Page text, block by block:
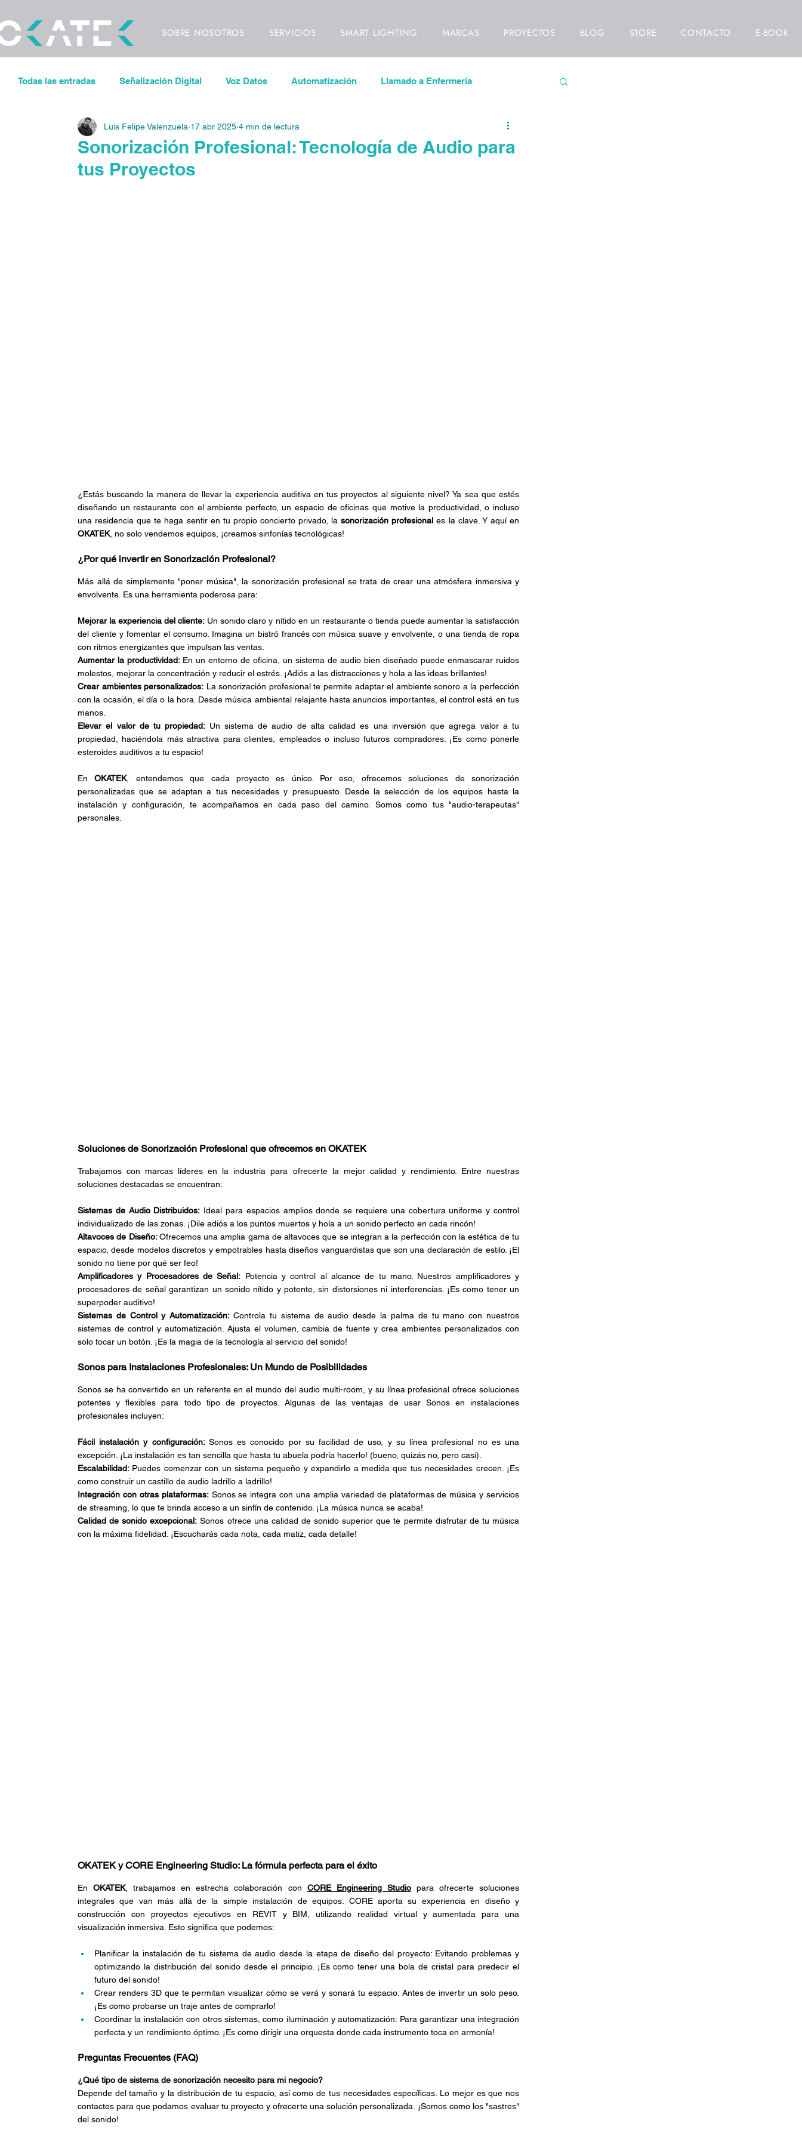
SOBRE NOSOTROS SERVICIOS SMART LIGHTING MARCAS PROYECTOS BLOG STORE CONTACTO E-BOOK
Todas las entradas Señalización Digital Voz Datos Automatización Llamado a Enfermería
Sonorización Control de iluminación Pantallas LED
Espacios de Trabajo Inteligentes
Sonorización Profesional: Tecnología de Audio para
tus Proyectos
Luis Felipe Valenzuela 17 abr 2025 4 min de lectura
¿Estás buscando la manera de llevar la experiencia auditiva en tus proyectos al siguiente nivel? Ya sea que estés
diseñando un restaurante con el ambiente perfecto, un espacio de oficinas que motive la productividad, o incluso
una residencia que te haga sentir en tu propio concierto privado, la sonorización profesional
OKATEK, no solo vendemos equipos, ¡creamos sinfonías tecnológicas!
¿Por qué invertir en Sonorización Profesional?
Más allá de simplemente "poner música", la sonorización profesional se trata de crear una atmósfera inmersiva y
envolvente. Es una herramienta poderosa para:
Mejorar la experiencia del cliente: Un sonido claro y nítido en un restaurante o tienda puede aumentar la satisfacción
del cliente y fomentar el consumo. Imagina un bistró francés con música suave y envolvente, o una tienda de ropa
con ritmos energizantes que impulsan las ventas.
Aumentar la productividad: En un entorno de oficina, un sistema de audio bien diseñado puede enmascarar ruidos
molestos, mejorar la concentración y reducir el estrés. ¡Adiós a las distracciones y hola a las ideas brillantes!
Crear ambientes personalizados: La sonorización profesional te permite adaptar el ambiente sonoro a la perfección
con la ocasión, el día o la hora. Desde música ambiental relajante hasta anuncios importantes, el control está en tus
manos.
Elevar el valor de tu propiedad: Un sistema de audio de alta calidad es una inversión que agrega valor a tu
propiedad, haciéndola más atractiva para clientes, empleados o incluso futuros compradores. ¡Es como ponerle
esteroides auditivos a tu espacio!
En OKATEK, entendemos que cada proyecto es único. Por eso, ofrecemos soluciones de sonorización
personalizadas que se adaptan a tus necesidades y presupuesto. Desde la selección de los equipos hasta la
instalación y configuración, te acompañamos en cada paso del camino. Somos como tus "audio-terapeutas"
personales.
Soluciones de Sonorización Profesional que ofrecemos en OKATEK
Trabajamos con marcas líderes en la industria para ofrecerte la mejor calidad y rendimiento. Entre nuestras
soluciones destacadas se encuentran:
Sistemas de Audio Distribuidos: Ideal para espacios amplios donde se requiere una cobertura uniforme y control
individualizado de las zonas. ¡Dile adiós a los puntos muertos y hola a un sonido perfecto en cada rincón!
Altavoces de Diseño: Ofrecemos una amplia gama de altavoces que se integran a la perfección con la estética de tu
espacio, desde modelos discretos y empotrables hasta diseños vanguardistas que son una declaración de estilo. ¡El
sonido no tiene por qué ser feo!
Amplificadores y Procesadores de Señal: Potencia y control al alcance de tu mano. Nuestros amplificadores y
procesadores de señal garantizan un sonido nítido y potente, sin distorsiones ni interferencias. ¡Es como tener un
superpoder auditivo!
Sistemas de Control y Automatización: Controla tu sistema de audio desde la palma de tu mano con nuestros
sistemas de control y automatización. Ajusta el volumen, cambia de fuente y crea ambientes personalizados con
solo tocar un botón. ¡Es la magia de la tecnología al servicio del sonido!
Sonos para Instalaciones Profesionales: Un Mundo de Posibilidades
Sonos se ha convertido en un referente en el mundo del audio multi-room, y su línea profesional ofrece soluciones
potentes y flexibles para todo tipo de proyectos. Algunas de las ventajas de usar Sonos en instalaciones
profesionales incluyen:
Fácil instalación y configuración: Sonos es conocido por su facilidad de uso, y su línea profesional no es una
excepción. ¡La instalación es tan sencilla que hasta tu abuela podría hacerlo! (bueno, quizás no, pero casi).
Escalabilidad: Puedes comenzar con un sistema pequeño y expandirlo a medida que tus necesidades crecen. ¡Es
como construir un castillo de audio ladrillo a ladrillo!
Integración con otras plataformas: Sonos se integra con una amplia variedad de plataformas de música y servicios
de streaming, lo que te brinda acceso a un sinfín de contenido. ¡La música nunca se acaba!
Calidad de sonido excepcional: Sonos ofrece una calidad de sonido superior que te permite disfrutar de tu música
con la máxima fidelidad. ¡Escucharás cada nota, cada matiz, cada detalle!
OKATEK y CORE Engineering Studio: La fórmula perfecta para el éxito
En OKATEK, trabajamos en estrecha colaboración con CORE Engineering Studio para ofrecerte soluciones
integrales que van más allá de la simple instalación de equipos. CORE aporta su experiencia en diseño y
construcción con proyectos ejecutivos en REVIT y BIM, utilizando realidad virtual y aumentada para una
visualización inmersiva. Esto significa que podemos:
Planificar la instalación de tu sistema de audio desde la etapa de diseño del proyecto: Evitando problemas y
optimizando la distribución del sonido desde el principio. ¡Es como tener una bola de cristal para predecir el
futuro del sonido!
Crear renders 3D que te permitan visualizar cómo se verá y sonará tu espacio: Antes de invertir un solo peso.
¡Es como probarse un traje antes de comprarlo!
Coordinar la instalación con otros sistemas, como iluminación y automatización: Para garantizar una integración
perfecta y un rendimiento óptimo. ¡Es como dirigir una orquesta donde cada instrumento toca en armonía!
Preguntas Frecuentes (FAQ)
¿Qué tipo de sistema de sonorización necesito para mi negocio?
Depende del tamaño y la distribución de tu espacio, así como de tus necesidades específicas. Lo mejor es que nos
contactes para que podamos evaluar tu proyecto y ofrecerte una solución personalizada. ¡Somos como los "sastres"
del sonido!